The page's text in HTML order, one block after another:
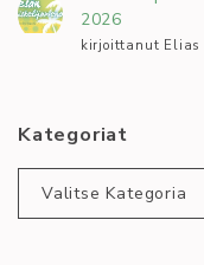
2026
kirjoittanut Elias
Kategoriat
Kategoriat